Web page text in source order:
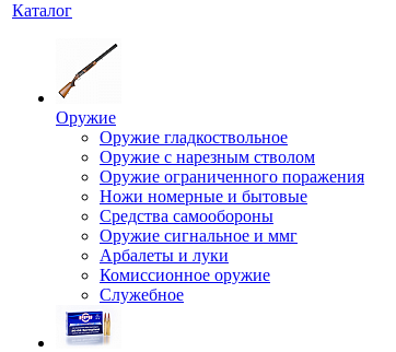
Каталог
Оружие
Оружие гладкоствольное
Оружие с нарезным стволом
Оружие ограниченного поражения
Ножи номерные и бытовые
Средства самообороны
Оружие сигнальное и ммг
Арбалеты и луки
Комиссионное оружие
Служебное